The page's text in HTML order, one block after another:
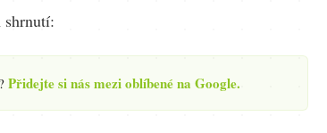
shrnutí:
Přidejte si nás mezi oblíbené na Google.